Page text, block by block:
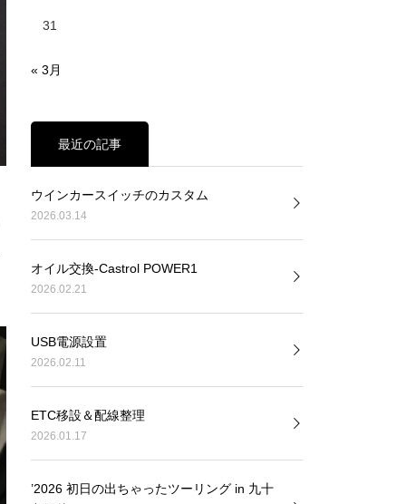
31
« 3月
最近の記事
ウインカースイッチのカスタム
2026.03.14
オイル交換-Castrol POWER1
2026.02.21
USB電源設置
2026.02.11
ETC移設＆配線整理
2026.01.17
’2026 初日の出ちゃったツーリング in 九十